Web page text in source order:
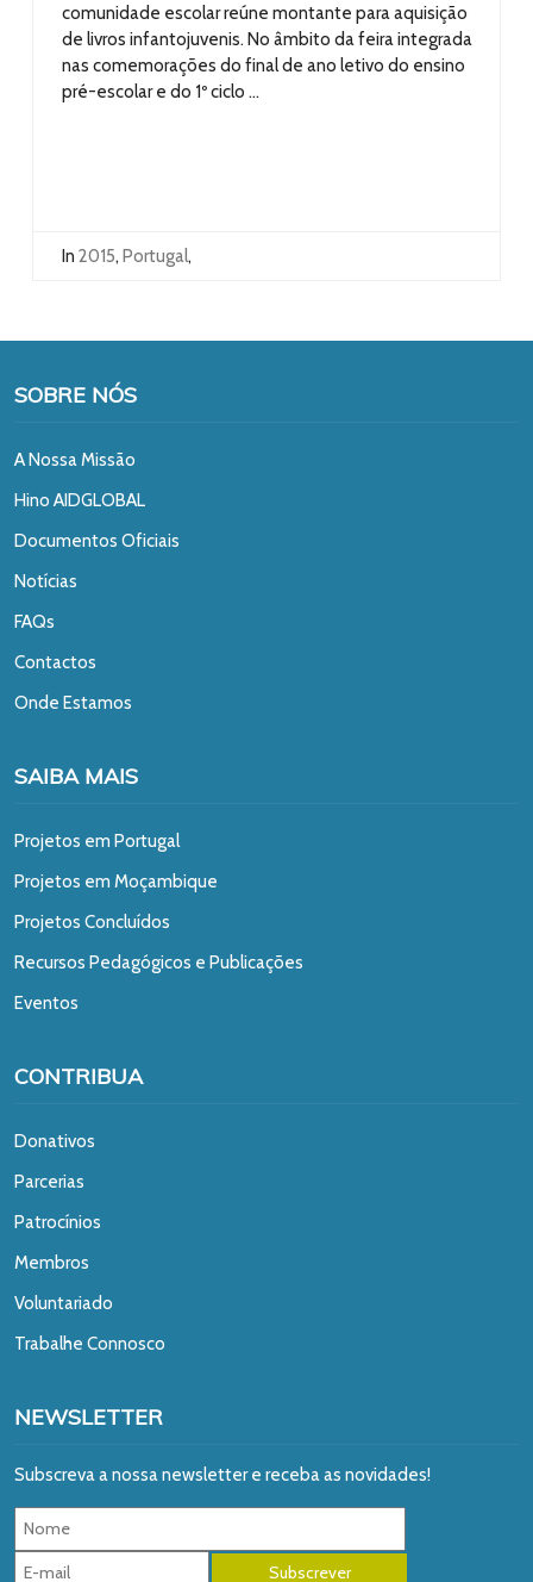
comunidade escolar reúne montante para aquisição
de livros infantojuvenis. No âmbito da feira integrada
nas comemorações do final de ano letivo do ensino
pré-escolar e do 1º ciclo ...
In 2015, Portugal,
SOBRE NÓS
A Nossa Missão
Hino AIDGLOBAL
Documentos Oficiais
Notícias
FAQs
Contactos
Onde Estamos
SAIBA MAIS
Projetos em Portugal
Projetos em Moçambique
Projetos Concluídos
Recursos Pedagógicos e Publicações
Eventos
CONTRIBUA
Donativos
Parcerias
Patrocínios
Membros
Voluntariado
Trabalhe Connosco
NEWSLETTER
Subscreva a nossa newsletter e receba as novidades!